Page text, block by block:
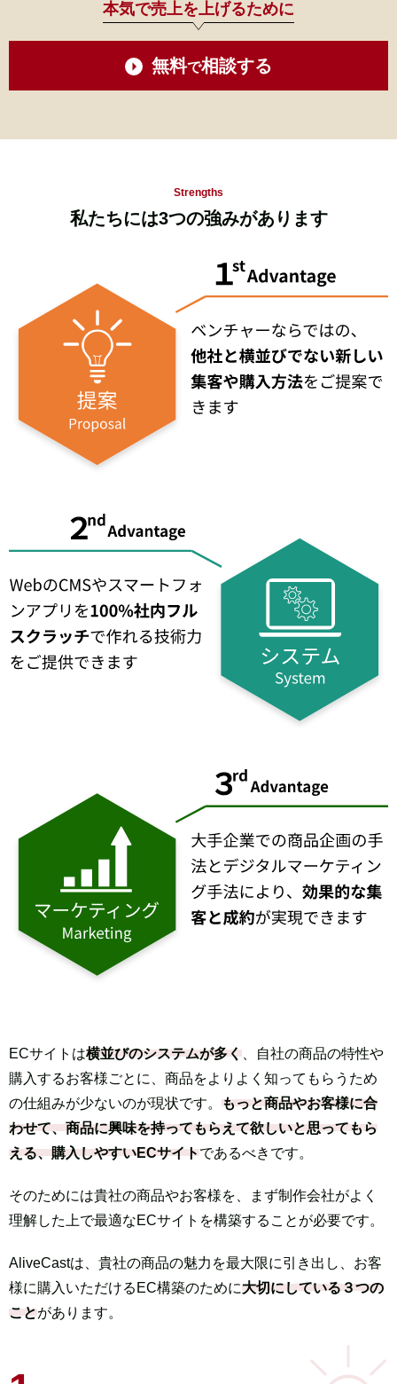
本気で売上を上げるために
無料で相談する
Strengths
私たちには3つの強みがあります
ECサイトは横並びのシステムが多く 、自社の商品の特性や
購入するお客様ごとに、商品をよりよく知ってもらうため
の仕組みが少ないのが現状です。 もっと商品やお客様に合
わせて、商品に興味を持ってもらえて欲しいと思ってもら
える、購入しやすいECサイトであるべきです。
そのためには貴社の商品やお客様を、まず制作会社がよく
理解した上で最適なECサイトを構築することが必要です。
AliveCastは、貴社の商品の魅力を最大限に引き出し、お客
様に購入いただけるEC構築のために大切にしている３つの
ことがあります。